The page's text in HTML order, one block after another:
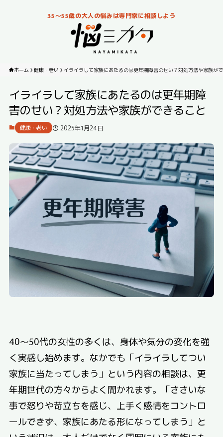
35～55歳の大人の悩みは専門家に相談しよう
ホーム 健康・老い イライラして家族にあたるのは更年期障害のせい？対処方法や家族が
イライラして家族にあたるのは更年期障
害のせい？対処方法や家族ができること
健康・老い 2025年1月24日
40～50代の女性の多くは、身体や気分の変化を強
く実感し始めます。なかでも「イライラしてつい
家族に当たってしまう」という内容の相談は、更
年期世代の方々からよく聞かれます。「ささいな
事で怒りや苛立ちを感じ、上手く感情をコントロ
ールできず、家族にあたる形になってしまう」と